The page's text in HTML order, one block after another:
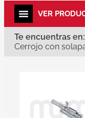
Te encuentras en:
Cerrojo con